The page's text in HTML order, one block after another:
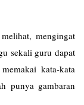
mengingat
sekali guru dapat
kata-kata
punya gambaran